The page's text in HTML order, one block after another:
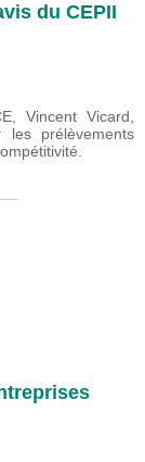
du CEPII
Vincent Vicard,
prélèvements